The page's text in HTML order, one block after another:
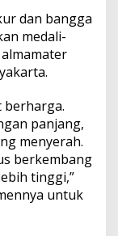
dan bangga
medali-
berharga.
panjang,
menyerah.
berkembang
tinggi,”
untuk